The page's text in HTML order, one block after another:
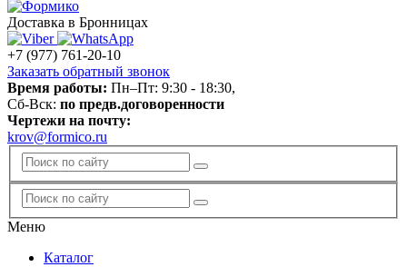
Доставка в Бронницах
+7 (977) 761-20-10
Заказать обратный звонок
Время работы: Пн–Пт: 9:30 - 18:30,
Сб-Вск: по предв.договоренности
Чертежи на почту:
krov@formico.ru
Меню
Каталог